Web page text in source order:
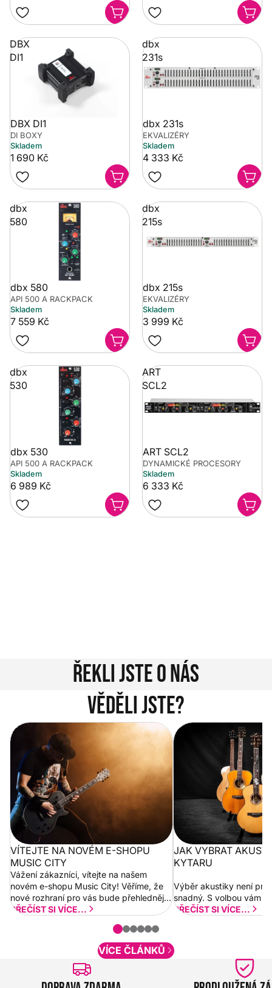
DBX
DI1
DBX DI1
DI BOXY
Skladem
1 690 Kč
dbx
231s
dbx 231s
EKVALIZÉRY
Skladem
4 333 Kč
dbx
580
dbx 580
API 500 A RACKPACK
Skladem
7 559 Kč
dbx
215s
dbx 215s
EKVALIZÉRY
Skladem
3 999 Kč
dbx
530
dbx 530
API 500 A RACKPACK
Skladem
6 989 Kč
ART
SCL2
ART SCL2
DYNAMICKÉ PROCESORY
Skladem
6 333 Kč
Řekli jste o nás
Věděli jste?
Vítejte na novém e-shopu Music
City
VÍTEJTE NA NOVÉM E-SHOPU
MUSIC CITY
Vážení zákazníci, vítejte na našem
novém e-shopu Music City! Věříme, že
nové rozhraní pro vás bude přehlednější
a rychlejší. Postupně budeme přidávat
PŘEČÍST SI VÍCE...
Jak vybrat
JAK VYBRAT
KYTARU
Výběr akustiky není pro
snadný. S volbou vám
PŘEČÍST SI VÍCE...
VÍCE ČLÁNKŮ